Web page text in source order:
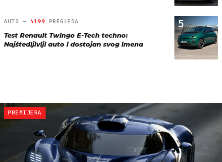
5
AUTO — 4199 PREGLEDA
Test Renault Twingo E-Tech techno:
Najštedljiviji auto i dostojan svog imena
PREMIJERA